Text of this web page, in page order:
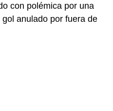
con polémica por una
anulado por fuera de